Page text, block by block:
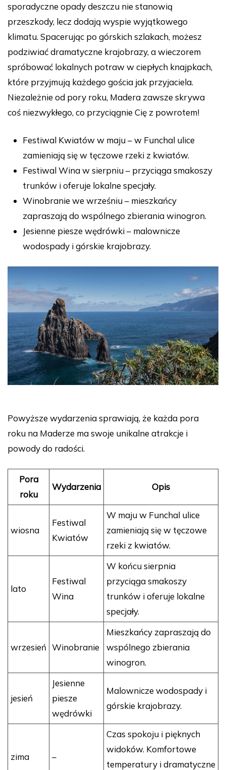
sporadyczne opady deszczu nie stanowią
przeszkody, lecz dodają wyspie wyjątkowego
klimatu. Spacerując po górskich szlakach, możesz
podziwiać dramatyczne krajobrazy, a wieczorem
spróbować lokalnych potraw w ciepłych knajpkach,
które przyjmują każdego gościa jak przyjaciela.
Niezależnie od pory roku, Madera zawsze skrywa
coś niezwykłego, co przyciągnie Cię z powrotem!
Festiwal Kwiatów w maju – w Funchal ulice
zamieniają się w tęczowe rzeki z kwiatów.
Festiwal Wina w sierpniu – przyciąga smakoszy
trunków i oferuje lokalne specjały.
Winobranie we wrześniu – mieszkańcy
zapraszają do wspólnego zbierania winogron.
Jesienne piesze wędrówki – malownicze
wodospady i górskie krajobrazy.
Powyższe wydarzenia sprawiają, że każda pora
roku na Maderze ma swoje unikalne atrakcje i
powody do radości.
Pora
roku
Wydarzenia Opis
wiosna
Festiwal
Kwiatów
W maju w Funchal ulice
zamieniają się w tęczowe
rzeki z kwiatów.
lato
Festiwal
Wina
W końcu sierpnia
przyciąga smakoszy
trunków i oferuje lokalne
specjały.
wrzesień Winobranie
Mieszkańcy zapraszają do
wspólnego zbierania
winogron.
jesień
Jesienne
piesze
wędrówki
Malownicze wodospady i
górskie krajobrazy.
zima –
Czas spokoju i pięknych
widoków. Komfortowe
temperatury i dramatyczne